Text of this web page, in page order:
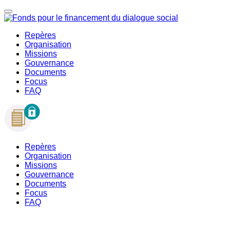
Repères
Organisation
Missions
Gouvernance
Documents
Focus
FAQ
Repères
Organisation
Missions
Gouvernance
Documents
Focus
FAQ